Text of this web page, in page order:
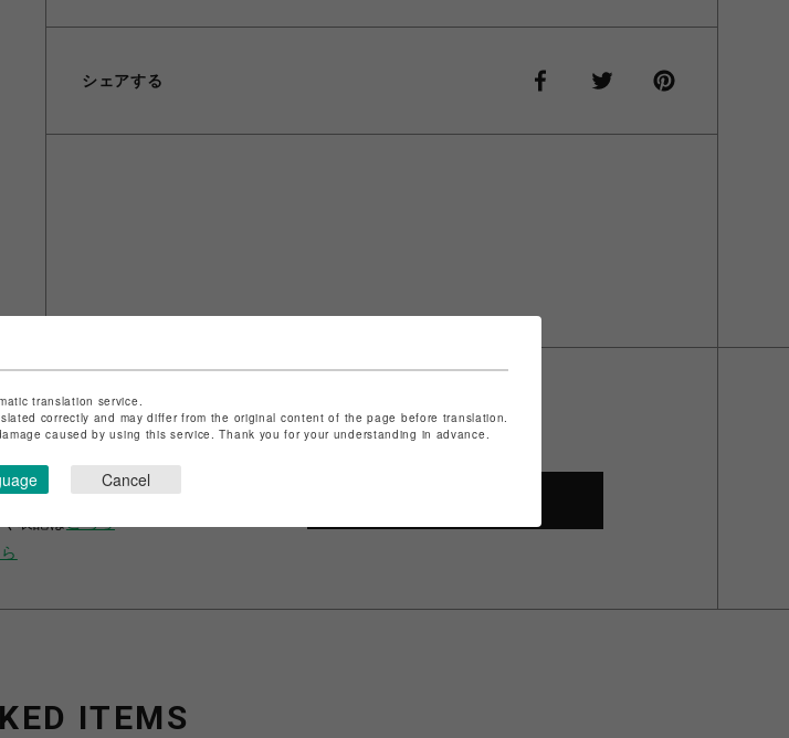
シェアする
ITEMS
translation service.
correctly and may differ from the original content of the page before translation.
caused by using this service. Thank you for your understanding in advance.
Cancel